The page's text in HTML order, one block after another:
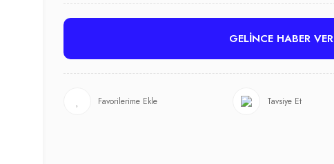
GELİNCE HABER VER
Tavsiye Et